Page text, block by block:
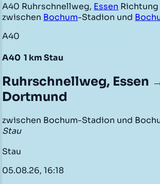
A40 Ruhrschnellweg, Essen Richtung
zwischen Bochum-Stadion und
A40
A40 1 km Stau
Ruhrschnellweg, Essen
Dortmund
zwischen Bochum-Stadion und
Stau
Stau
05.08.26, 16:18